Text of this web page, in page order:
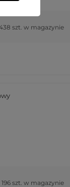
szt. w magazynie
196 szt. w magazynie